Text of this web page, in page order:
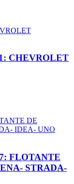
CHEVROLET
FLOTANTE
STRADA-